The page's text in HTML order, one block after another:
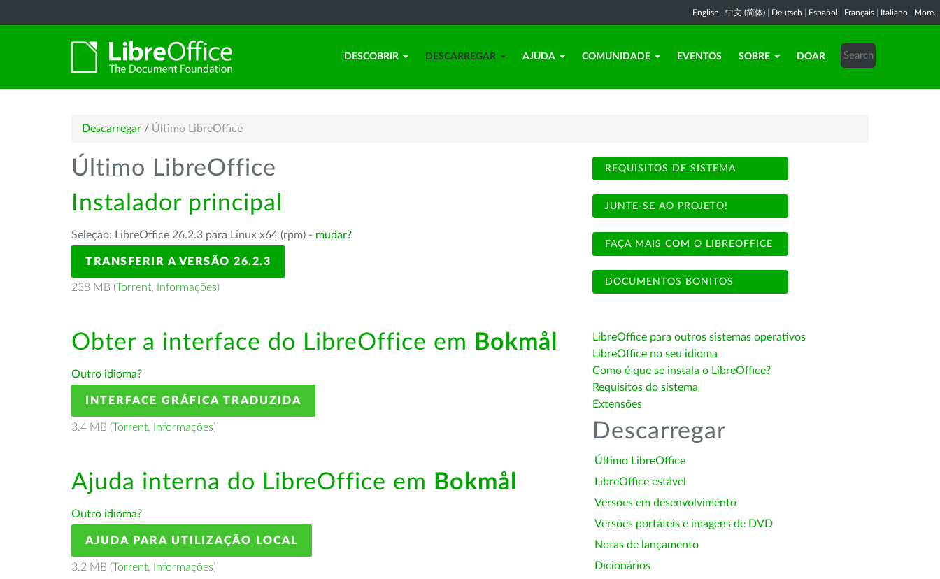
English 中文 (简体) Deutsch Español Français Italiano More...
DESCOBRIR DESCARREGAR AJUDA COMUNIDADE EVENTOS SOBRE DOAR
Descarregar / Último LibreOffice
Último LibreOffice
Instalador principal
Seleção: LibreOffice 26.2.3 para Linux x64 (rpm) - mudar?
TRANSFERIR A VERSÃO 26.2.3
238 MB (Torrent, Informações)
Obter a interface do LibreOffice em Bokmål
Outro idioma?
INTERFACE GRÁFICA TRADUZIDA
3.4 MB (Torrent, Informações)
Ajuda interna do LibreOffice em Bokmål
Outro idioma?
AJUDA PARA UTILIZAÇÃO LOCAL
3.2 MB (Torrent, Informações)
REQUISITOS DE SISTEMA
JUNTE-SE AO PROJETO!
FAÇA MAIS COM O LIBREOFFICE
DOCUMENTOS BONITOS
LibreOffice para outros sistemas operativos
LibreOffice no seu idioma
Como é que se instala o LibreOffice?
Requisitos do sistema
Extensões
Descarregar
Último LibreOffice
LibreOffice estável
Versões em desenvolvimento
Versões portáteis e imagens de DVD
Notas de lançamento
Dicionários